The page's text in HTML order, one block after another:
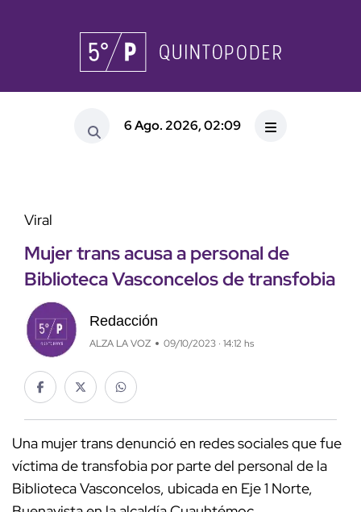
6 Ago. 2026, 02:09
Viral
Mujer trans acusa a personal de
Biblioteca Vasconcelos de transfobia
Redacción
ALZA LA VOZ 09/10/2023 · 14:12 hs
Una mujer trans denunció en redes sociales que fue
víctima de transfobia por parte del personal de la
Biblioteca Vasconcelos, ubicada en Eje 1 Norte,